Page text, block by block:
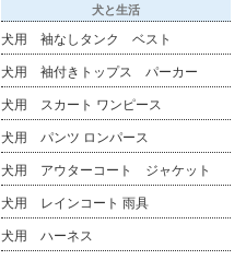
犬と生活
犬用 袖なしタンク ベスト
犬用 袖付きトップス パーカー
犬用 スカート ワンピース
犬用 パンツ ロンパース
犬用 アウターコート ジャケット
犬用 レインコート 雨具
犬用 ハーネス